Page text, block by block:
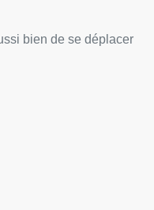
bien de se déplacer